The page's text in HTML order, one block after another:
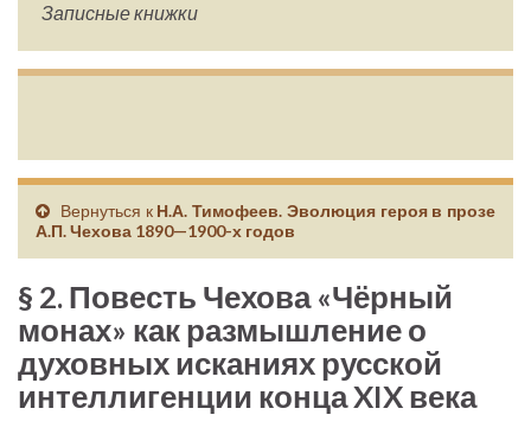
Записные книжки
Вернуться к Н.А. Тимофеев. Эволюция героя в прозе
А.П. Чехова 1890—1900-х годов
§ 2. Повесть Чехова «Чёрный
монах» как размышление о
духовных исканиях русской
интеллигенции конца XIX века